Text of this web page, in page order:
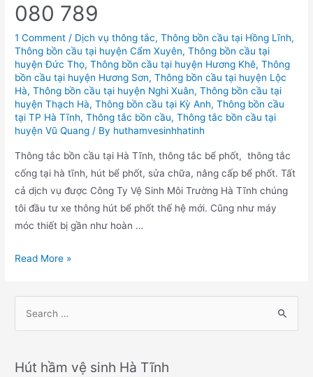
080 789
1 Comment / Dịch vụ thông tắc,Thông bồn cầu tại Hồng Lĩnh,
Thông bồn cầu tại huyện Cẩm Xuyên,Thông bồn cầu tại
huyện Đức Thọ,Thông bồn cầu tại huyện Hương Khê,Thông
bồn cầu tại huyện Hương Sơn,Thông bồn cầu tại huyện Lộc
Hà,Thông bồn cầu tại huyện Nghi Xuân,Thông bồn cầu tại
huyện Thạch Hà,Thông bồn cầu tại Kỳ Anh,Thông bồn cầu
tại TP Hà Tĩnh,Thông tắc bồn cầu,Thông tắc bồn cầu tại
huyện Vũ Quang / By huthamvesinhhatinh
Thông tắc bồn cầu tại Hà Tĩnh, thông tắc bể phốt, thông tắc
cống tại hà tĩnh, hút bể phốt, sửa chữa, nâng cấp bể phốt. Tất
cả dịch vụ được Công Ty Vệ Sinh Môi Trường Hà Tĩnh chúng
tôi đầu tư xe thông hút bể phốt thế hệ mới. Cũng như máy
móc thiết bị gần như hoàn …
Thông
uy
Read More »
rHút hầm vệ sinh Hà Tĩnh